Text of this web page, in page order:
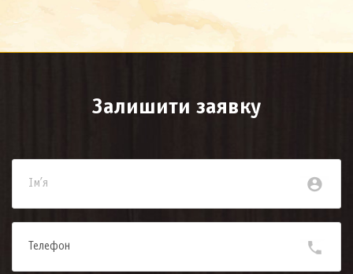
Залишити заявку